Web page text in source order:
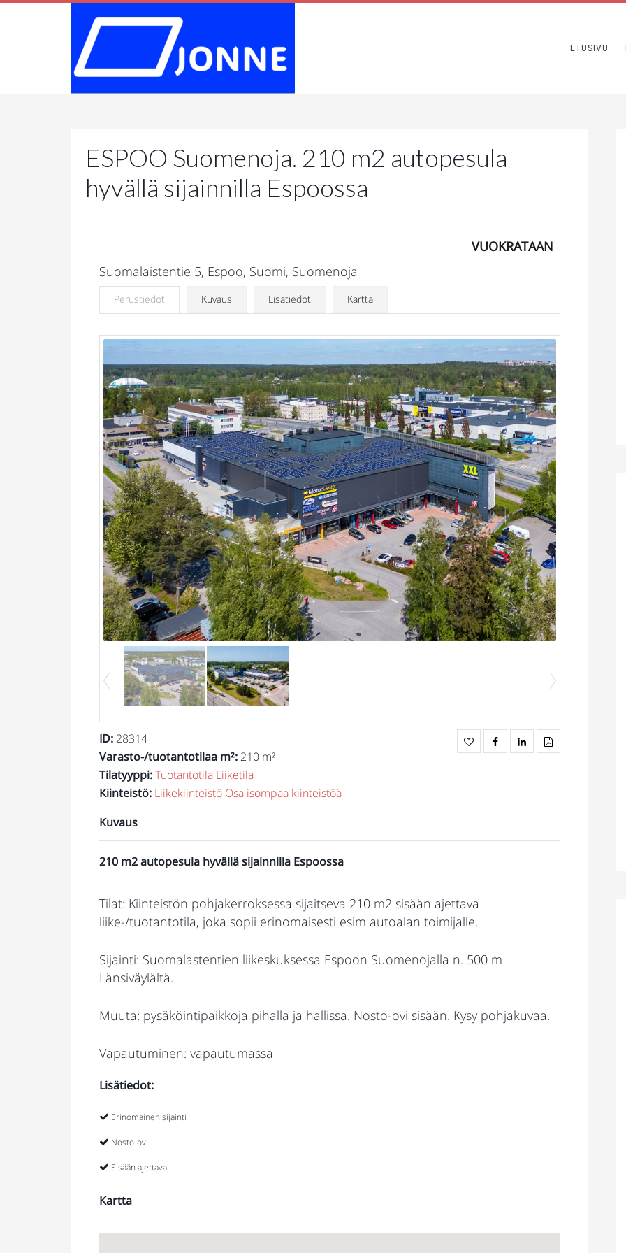
ETUSIVU
ESPOO Suomenoja. 210 m2 autopesula
hyvällä sijainnilla Espoossa
VUOKRATAAN
Suomalaistentie 5, Espoo, Suomi, Suomenoja
Perustiedot Kuvaus Lisätiedot Kartta
ID: 28314
Varasto-/tuotantotilaa m²: 210 m²
Tilatyyppi:Tuotantotila Liiketila
Kiinteistö: Liikekiinteistö Osa isompaa kiinteistöä
Kuvaus
210 m2 autopesula hyvällä sijainnilla Espoossa
Tilat: Kiinteistön pohjakerroksessa sijaitseva 210 m2 sisään ajettava
liike-/tuotantotila, joka sopii erinomaisesti esim autoalan toimijalle.
Sijainti: Suomalastentien liikeskuksessa Espoon Suomenojalla n. 500 m
Länsiväylältä.
Muuta: pysäköintipaikkoja pihalla ja hallissa. Nosto-ovi sisään. Kysy pohjakuvaa.
Vapautuminen: vapautumassa
Lisätiedot:
Erinomainen sijainti
Nosto-ovi
Sisään ajettava
Kartta